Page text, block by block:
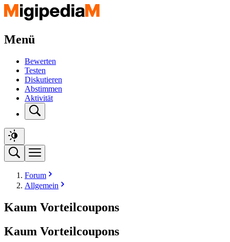
Menü
Bewerten
Testen
Diskutieren
Abstimmen
Aktivität
Forum
Allgemein
Kaum Vorteilcoupons
Kaum Vorteilcoupons